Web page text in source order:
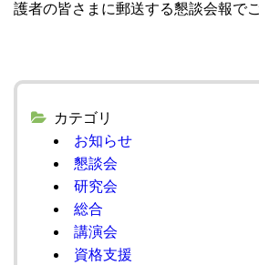
護者の皆さまに郵送する懇談会報で
カテゴリ
お知らせ
懇談会
研究会
総合
講演会
資格支援